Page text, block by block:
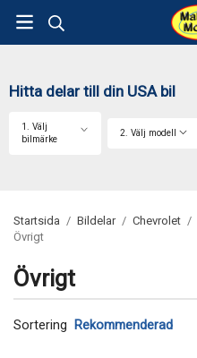
Hitta delar till din USA bil
1. Välj
bilmärke
2. Välj modell
Startsida / Bildelar / Chevrolet /
Övrigt
Övrigt
Sortering